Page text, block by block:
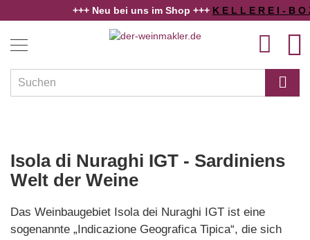
+++ Neu bei uns im Shop +++K E L L E R E I - B O Z E N
Regionen
Schaumwein
Angebote
Isola di Nuraghi IGT - Sardiniens
Welt der Weine
Das Weinbaugebiet Isola dei Nuraghi IGT ist eine
sogenannte „Indicazione Geografica Tipica“, die sich